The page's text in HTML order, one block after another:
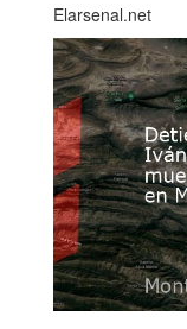
Elarsenal.net